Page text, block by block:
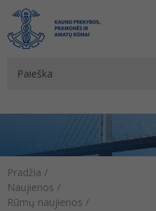
Pradžia /
Naujienos /
Rūmų naujienos /